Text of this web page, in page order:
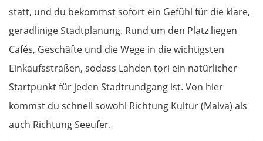
statt, und du bekommst sofort ein Gefühl für die klare,
geradlinige Stadtplanung. Rund um den Platz liegen
Cafés, Geschäfte und die Wege in die wichtigsten
Einkaufsstraßen, sodass Lahden tori ein natürlicher
Startpunkt für jeden Stadtrundgang ist. Von hier
kommst du schnell sowohl Richtung Kultur (Malva) als
auch Richtung Seeufer.
Vöcklabruck
Amstetten
St. Pölten
Wien